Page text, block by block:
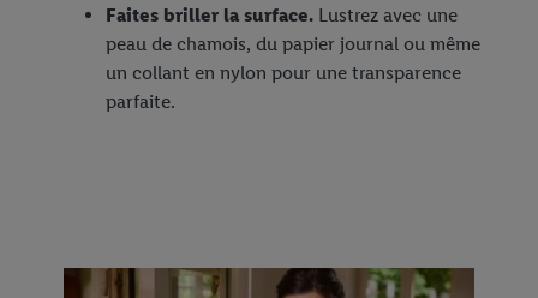
Faites briller la surface. Lustrez avec une
peau de chamois, du papier journal ou même
un collant en nylon pour une transparence
parfaite.